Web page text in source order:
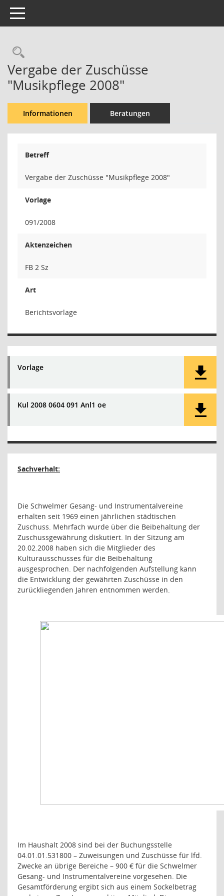
Toggle navigation
Rechercheauswahl
Vergabe der Zuschüsse
"Musikpflege 2008"
Informationen Beratungen
Betreff
Vergabe der Zuschüsse "Musikpflege 2008"
Vorlage
091/2008
Aktenzeichen
FB 2 Sz
Art
Berichtsvorlage
Vorlage
Kul 2008 0604 091 Anl1 oe
Sachverhalt:
Die Schwelmer Gesang- und Instrumentalvereine
erhalten seit 1969 einen jährlichen städtischen
Zuschuss. Mehrfach wurde über die Beibehaltung der
Zuschussgewährung diskutiert. In der Sitzung am
20.02.2008 haben sich die Mitglieder des
Kulturausschusses für die Beibehaltung
ausgesprochen. Der nachfolgenden Aufstellung kann
die Entwicklung der gewährten Zuschüsse in den
zurückliegenden Jahren entnommen werden.
Im Haushalt 2008 sind bei der Buchungsstelle
04.01.01.531800 – Zuweisungen und Zuschüsse für lfd.
Zwecke an übrige Bereiche – 900 € für die Schwelmer
Gesang- und Instrumentalvereine vorgesehen. Die
Gesamtförderung ergibt sich aus einem Sockelbetrag